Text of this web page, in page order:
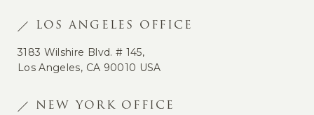
LOS ANGELES OFFICE
3183 Wilshire Blvd. # 145,
Los Angeles, CA 90010 USA
NEW YORK OFFICE